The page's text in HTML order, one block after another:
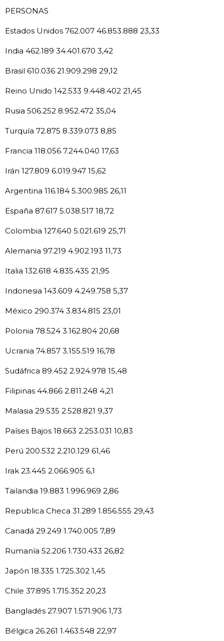
PERSONAS
​Estados Unidos 762.007 46.853.888 23,33
India 462.189 34.401.670 3,42
Brasil 610.036 21.909.298 29,12
Reino Unido 142.533 9.448.402 21,45
Rusia 506.252 8.952.472 35,04
Turquía 72.875 8.339.073 8,85
Francia 118.056 7.244.040 17,63
Irán 127.809 6.019.947 15,62
Argentina 116.184 5.300.985 26,11
España 87.617 5.038.517 18,72
Colombia 127.640 5.021.619 25,71
Alemania 97.219 4.902.193 11,73
Italia 132.618 4.835.435 21,95
Indonesia 143.609 4.249.758 5,37
México 290.374 3.834.815 23,01
Polonia 78.524 3.162.804 20,68
Ucrania 74.857 3.155.519 16,78
Sudáfrica 89.452 2.924.978 15,48
Filipinas 44.866 2.811.248 4,21
Malasia 29.535 2.528.821 9,37
Países Bajos 18.663 2.253.031 10,83
Perú 200.532 2.210.129 61,46
Irak 23.445 2.066.905 6,1
Tailandia 19.883 1.996.969 2,86
Republica Checa 31.289 1.856.555 29,43
Canadá 29.249 1.740.005 7,89
Rumanía 52.206 1.730.433 26,82
Japón 18.335 1.725.302 1,45
Chile 37.895 1.715.352 20,23
Bangladés 27.907 1.571.906 1,73
Bélgica 26.261 1.463.548 22,97